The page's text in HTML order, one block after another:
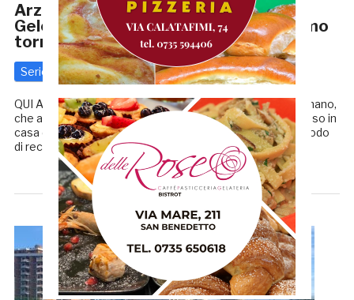
Arzignano-Samb, LE PROBABILI –
Gelonese al posto di Angiulli, Di Massimo
torna titolare
Serie C 26 Gennaio 2020 diRedazione GRB
QUI ARZIGNANO – Un giorno di riposo in meno per l’Arzignano,
che affronta la Samb dopo aver ottenuto un punto prezioso in
casa del Piacenza giovedì sera. A dispetto del breve periodo
di recupero si […]